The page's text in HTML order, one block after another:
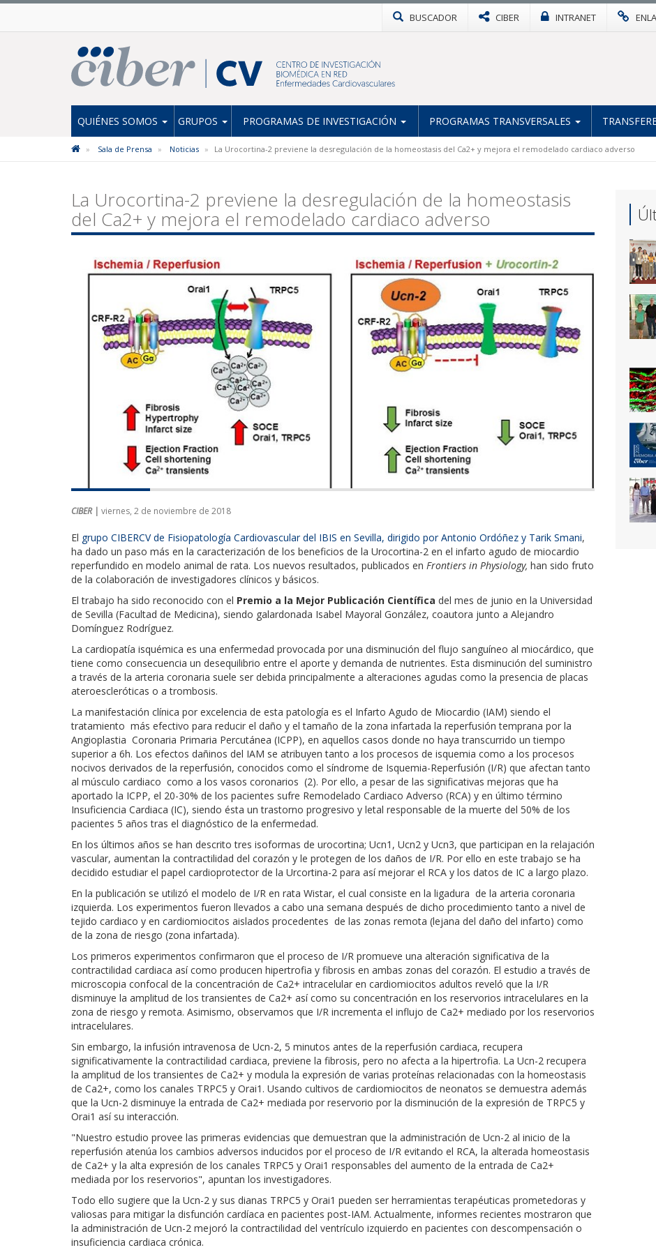
BUSCADOR CIBER INTRANET
QUIÉNES SOMOS GRUPOS PROGRAMAS DE INVESTIGACIÓN PROGRAMAS TRANSVERSALES
Sala de Prensa Noticias La Urocortina-2 previene la desregulación de la homeostasis del Ca2+ y mejora el remodelado cardiaco adverso
La Urocortina-2 previene la desregulación de la homeostasis
del Ca2+ y mejora el remodelado cardiaco adverso
CIBER | viernes, 2 de noviembre de 2018
El grupo CIBERCV de Fisiopatología Cardiovascular del IBIS en Sevilla, dirigido por Antonio Ordóñez y Tarik Smani,
ha dado un paso más en la caracterización de los beneficios de la Urocortina-2 en el infarto agudo de miocardio
reperfundido en modelo animal de rata. Los nuevos resultados, publicados en Frontiers in Physiology, han sido fruto
de la colaboración de investigadores clínicos y básicos.
El trabajo ha sido reconocido con el Premio a la Mejor Publicación Científica del mes de junio en la Universidad
de Sevilla (Facultad de Medicina), siendo galardonada Isabel Mayoral González, coautora junto a Alejandro
Domínguez Rodríguez.
La cardiopatía isquémica es una enfermedad provocada por una disminución del flujo sanguíneo al miocárdico, que
tiene como consecuencia un desequilibrio entre el aporte y demanda de nutrientes. Esta disminución del suministro
a través de la arteria coronaria suele ser debida principalmente a alteraciones agudas como la presencia de placas
ateroescleróticas o a trombosis.
La manifestación clínica por excelencia de esta patología es el Infarto Agudo de Miocardio (IAM) siendo el
tratamiento más efectivo para reducir el daño y el tamaño de la zona infartada la reperfusión temprana por la
Angioplastia Coronaria Primaria Percutánea (ICPP), en aquellos casos donde no haya transcurrido un tiempo
superior a 6h. Los efectos dañinos del IAM se atribuyen tanto a los procesos de isquemia como a los procesos
nocivos derivados de la reperfusión, conocidos como el síndrome de Isquemia-Reperfusión (I/R) que afectan tanto
al músculo cardiaco como a los vasos coronarios (2). Por ello, a pesar de las significativas mejoras que ha
aportado la ICPP, el 20-30% de los pacientes sufre Remodelado Cardiaco Adverso (RCA) y en último término
Insuficiencia Cardiaca (IC), siendo ésta un trastorno progresivo y letal responsable de la muerte del 50% de los
pacientes 5 años tras el diagnóstico de la enfermedad.
En los últimos años se han descrito tres isoformas de urocortina; Ucn1, Ucn2 y Ucn3, que participan en la relajación
vascular, aumentan la contractilidad del corazón y le protegen de los daños de I/R. Por ello en este trabajo se ha
decidido estudiar el papel cardioprotector de la Urcortina-2 para así mejorar el RCA y los datos de IC a largo plazo.
En la publicación se utilizó el modelo de I/R en rata Wistar, el cual consiste en la ligadura de la arteria coronaria
izquierda. Los experimentos fueron llevados a cabo una semana después de dicho procedimiento tanto a nivel de
tejido cardiaco y en cardiomiocitos aislados procedentes de las zonas remota (lejana del daño del infarto) como
de la zona de riesgo (zona infartada).
Los primeros experimentos confirmaron que el proceso de I/R promueve una alteración significativa de la
contractilidad cardiaca así como producen hipertrofia y fibrosis en ambas zonas del corazón. El estudio a través de
microscopia confocal de la concentración de Ca2+ intracelular en cardiomiocitos adultos reveló que la I/R
disminuye la amplitud de los transientes de Ca2+ así como su concentración en los reservorios intracelulares en la
zona de riesgo y remota. Asimismo, observamos que I/R incrementa el influjo de Ca2+ mediado por los reservorios
intracelulares.
Sin embargo, la infusión intravenosa de Ucn-2, 5 minutos antes de la reperfusión cardiaca, recupera
significativamente la contractilidad cardiaca, previene la fibrosis, pero no afecta a la hipertrofia. La Ucn-2 recupera
la amplitud de los transientes de Ca2+ y modula la expresión de varias proteínas relacionadas con la homeostasis
de Ca2+, como los canales TRPC5 y Orai1. Usando cultivos de cardiomiocitos de neonatos se demuestra además
que la Ucn-2 disminuye la entrada de Ca2+ mediada por reservorio por la disminución de la expresión de TRPC5 y
Orai1 así su interacción.
"Nuestro estudio provee las primeras evidencias que demuestran que la administración de Ucn-2 al inicio de la
reperfusión atenúa los cambios adversos inducidos por el proceso de I/R evitando el RCA, la alterada homeostasis
de Ca2+ y la alta expresión de los canales TRPC5 y Orai1 responsables del aumento de la entrada de Ca2+
mediada por los reservorios", apuntan los investigadores.
Todo ello sugiere que la Ucn-2 y sus dianas TRPC5 y Orai1 pueden ser herramientas terapéuticas prometedoras y
valiosas para mitigar la disfunción cardíaca en pacientes post-IAM. Actualmente, informes recientes mostraron que
la administración de Ucn-2 mejoró la contractilidad del ventrículo izquierdo en pacientes con descompensación o
insuficiencia cardiaca crónica.